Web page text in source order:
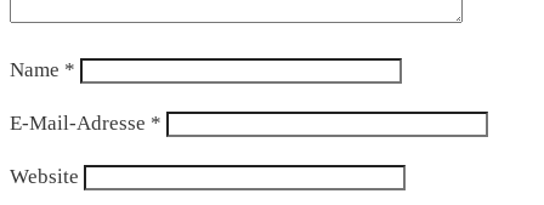
Name *
E-Mail-Adresse *
Website